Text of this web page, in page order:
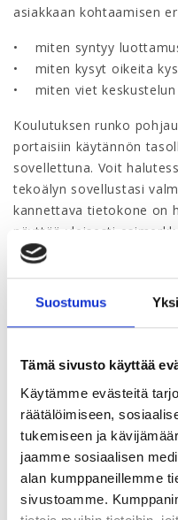
Suostumus
Tämä sivusto käyttää
Käytämme evästeitä
räätälöimiseen,
tukemiseen ja
jaamme sosiaalisen
alan kumppaneillemme
sivustoamme.
asiakkaan kohtaamisen
• miten syntyy
• miten kysyt oikeita
• miten viet
Koulutuksen runko
portaisiin käytännön
sovellettuna. Voit
tekoälyn sovellustasi
kannettava tietokone on
näyttää yleisesti
Tavoitteena ei ole oppia
seuraavassa
Lamberg.
Kenelle koulutus?
Valmennus sopii sekä
osallistuneille.
Koulutuspaikka